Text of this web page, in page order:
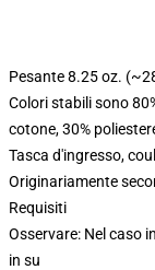
Pesante 8.25 oz.
Colori stabili sono
cotone, 30%
Tasca d'ingresso,
Originariamente
Requisiti
Osservare: Nel caso
in su